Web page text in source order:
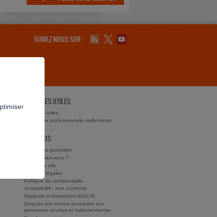
SUIVEZ-NOUS SUR :
ADRESSES UTILES
Adresses utiles
Recherche professionnelle multicritères
À PROPOS
Conditions générales
Qui sommes-nous ?
Charte du site
Mentions légales
Politique de confidentialité
Accessibilité : non conforme
Rapports d'observation ADALIS
Drogues info service accessible aux
personnes sourdes et malentendantes